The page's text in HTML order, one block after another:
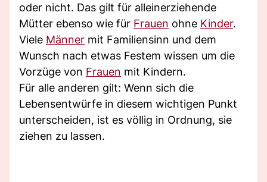
oder nicht. Das gilt für alleinerziehende
Mütter ebenso wie für Frauen ohne Kinder.
Viele Männer mit Familiensinn und dem
Wunsch nach etwas Festem wissen um die
Vorzüge von Frauen mit Kindern.
Für alle anderen gilt: Wenn sich die
Lebensentwürfe in diesem wichtigen Punkt
unterscheiden, ist es völlig in Ordnung, sie
ziehen zu lassen.